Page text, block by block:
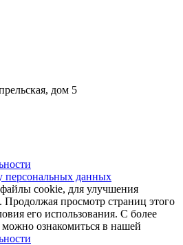
дом 5
персональных данных
cookie, для улучшения
Продолжая просмотр страниц этого
его использования. С более
ознакомиться в нашей